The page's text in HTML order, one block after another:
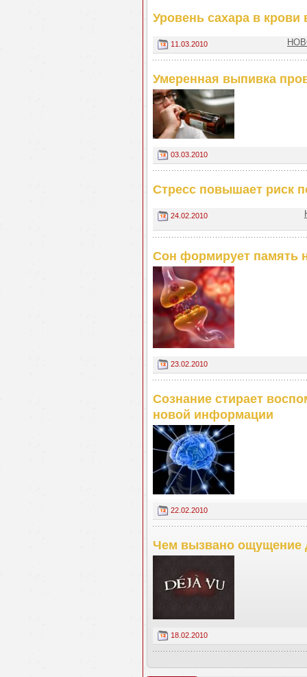
Уровень сахара в крови
11.03.2010
Умеренная выпивка
03.03.2010
Стресс повышает риск
24.02.2010
Сон формирует память
23.02.2010
Сознание стирает
новой информации
22.02.2010
Чем вызвано ощущение
18.02.2010